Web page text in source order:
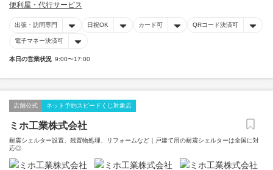
便利屋・代行サービス
出張・訪問専門 日祝OK カード可 QRコード決済可
電子マネー決済可
本日の営業状況 9:00〜17:00
店舗公式 ネット予約スピードくじ対象店
ミホ工業株式会社
耐震シェルター設置、残置物処理、リフォームなど｜戸建て用の耐震シェルターは全国に対
応◎